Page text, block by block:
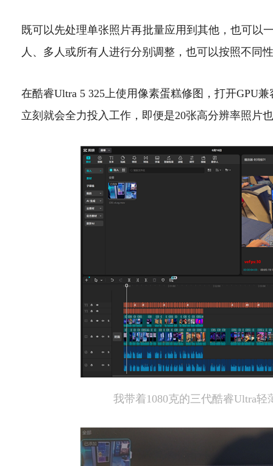
既可以先处理单张照片再批量应用到其他，也可以
人、多人或所有人进行分别调整，也可以按照不同
在酷睿Ultra 5 325上使用像素蛋糕修图，打开GPU
立刻就会全力投入工作，即便是20张高分辨率照片
我带着1080克的三代酷睿Ultra